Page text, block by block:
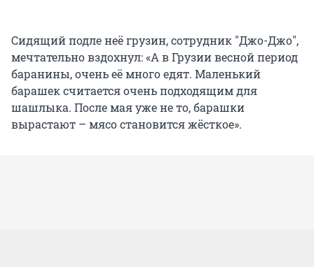
Сидящий подле неё грузин, сотрудник "Джо-Джо",
мечтательно вздохнул: «А в Грузии весной период
баранины, очень её много едят. Маленький
барашек считается очень подходящим для
шашлыка. После мая уже не то, барашки
вырастают – мясо становится жёсткое».